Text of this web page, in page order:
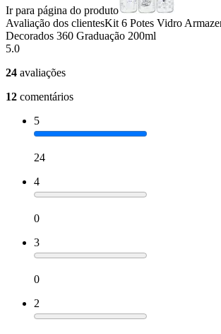
Ir para página do produto
Avaliação dos clientesKit 6 Potes Vidro
Decorados 360 Graduação 200ml
5.0
24 avaliações
12 comentários
5
24
4
0
3
0
2